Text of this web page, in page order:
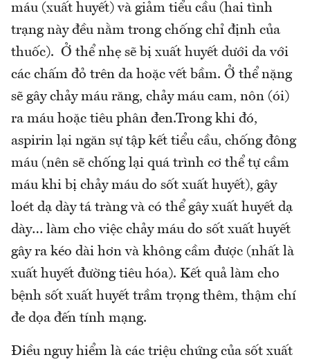
máu (xuất huyết) và giảm tiểu cầu (hai tình
trạng này đều nằm trong chống chỉ định của
thuốc). Ở thể nhẹ sẽ bị xuất huyết dưới da với
các chấm đỏ trên da hoặc vết bầm. Ở thể nặng
sẽ gây chảy máu răng, chảy máu cam, nôn (ói)
ra máu hoặc tiêu phân đen.Trong khi đó,
aspirin lại ngăn sự tập kết tiểu cầu, chống đông
máu (nên sẽ chống lại quá trình cơ thể tự cầm
máu khi bị chảy máu do sốt xuất huyết), gây
loét dạ dày tá tràng và có thể gây xuất huyết dạ
dày… làm cho việc chảy máu do sốt xuất huyết
gây ra kéo dài hơn và không cầm được (nhất là
xuất huyết đường tiêu hóa). Kết quả làm cho
bệnh sốt xuất huyết trầm trọng thêm, thậm chí
đe dọa đến tính mạng.
Điều nguy hiểm là các triệu chứng của sốt xuất